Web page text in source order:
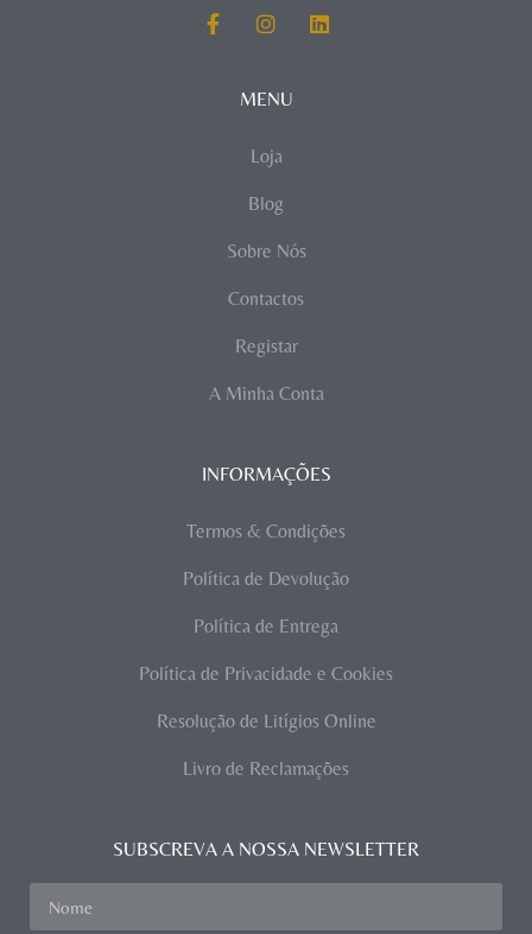
MENU
Loja
Blog
Sobre Nós
Contactos
Registar
A Minha Conta
INFORMAÇÕES
Termos & Condições
Política de Devolução
Política de Entrega
Política de Privacidade e Cookies
Resolução de Litígios Online
Livro de Reclamações
SUBSCREVA A NOSSA NEWSLETTER